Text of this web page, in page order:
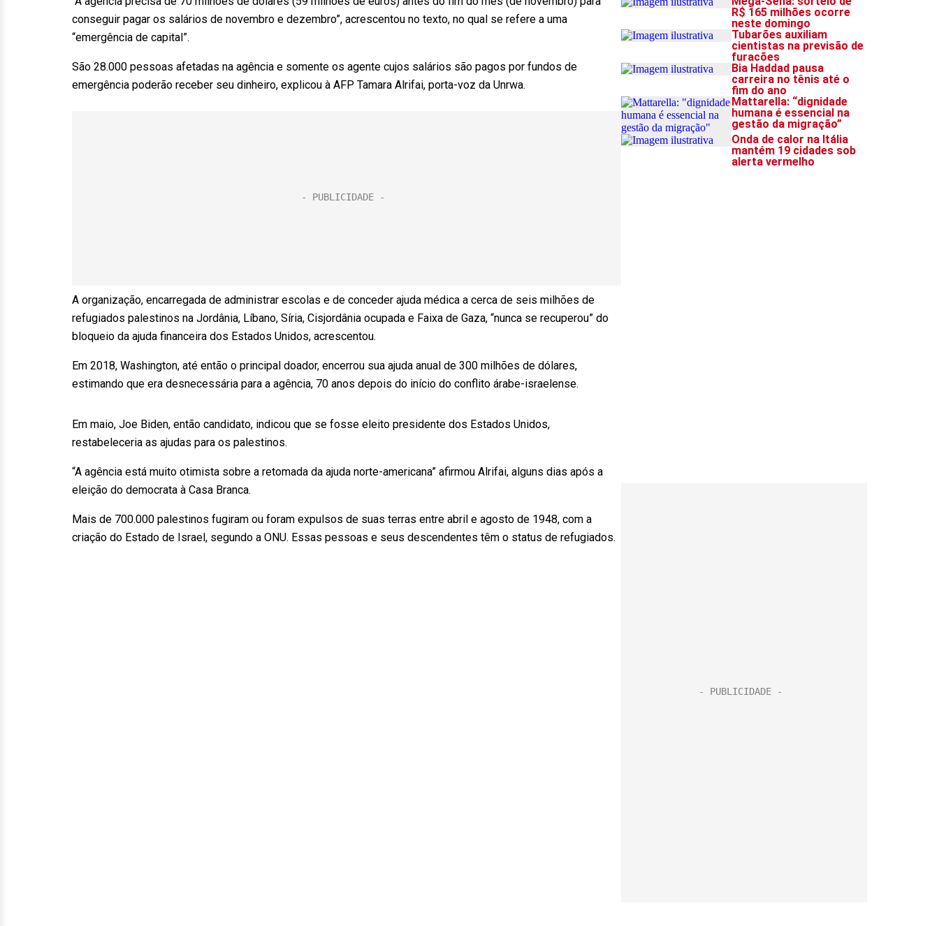
conseguir pagar os salários de novembro e dezembro”, acrescentou no texto, no qual se refere a uma
“emergência de capital”.
São 28.000 pessoas afetadas na agência e somente os agente cujos salários são pagos por fundos de
emergência poderão receber seu dinheiro, explicou à AFP Tamara Alrifai, porta-voz da Unrwa.
A organização, encarregada de administrar escolas e de conceder ajuda médica a cerca de seis milhões de
refugiados palestinos na Jordânia, Líbano, Síria, Cisjordânia ocupada e Faixa de Gaza, “nunca se recuperou” do
bloqueio da ajuda financeira dos Estados Unidos, acrescentou.
Em 2018, Washington, até então o principal doador, encerrou sua ajuda anual de 300 milhões de dólares,
estimando que era desnecessária para a agência, 70 anos depois do início do conflito árabe-israelense.
Em maio, Joe Biden, então candidato, indicou que se fosse eleito presidente dos Estados Unidos,
restabeleceria as ajudas para os palestinos.
“A agência está muito otimista sobre a retomada da ajuda norte-americana” afirmou Alrifai, alguns dias após a
eleição do democrata à Casa Branca.
Mais de 700.000 palestinos fugiram ou foram expulsos de suas terras entre abril e agosto de 1948, com a
criação do Estado de Israel, segundo a ONU. Essas pessoas e seus descendentes têm o status de refugiados.